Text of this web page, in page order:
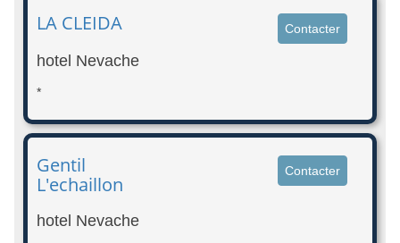
LA CLEIDA Contacter
hotel Nevache
*
Gentil
L'echaillon
Contacter
hotel Nevache